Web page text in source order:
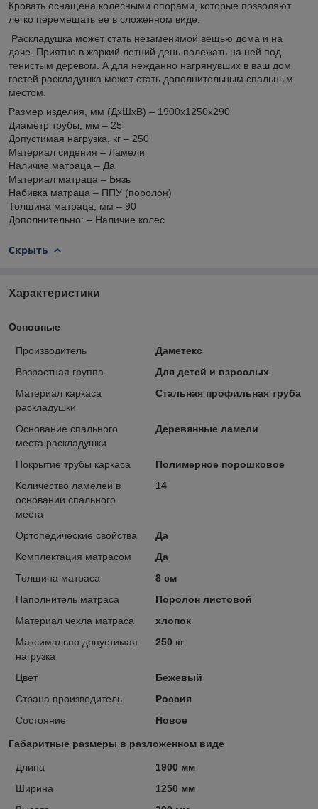
Кровать оснащена колесными опорами, которые позволяют
легко перемещать ее в сложенном виде.
Раскладушка может стать незаменимой вещью дома и на
даче. Приятно в жаркий летний день полежать на ней под
тенистым деревом. А для нежданно нагрянувших в ваш дом
гостей раскладушка может стать дополнительным спальным
местом.
Размер изделия, мм (ДхШхВ) – 1900x1250x290
Диаметр трубы, мм – 25
Допустимая нагрузка, кг – 250
Материал сидения – Ламели
Наличие матраца – Да
Материал матраца – Бязь
Набивка матраца – ППУ (поролон)
Толщина матраца, мм – 90
Дополнительно: – Наличие колес
Скрыть
Характеристики
Основные
Производитель
Даметекс
Возрастная группа
Для детей и взрослых
Материал каркаса
раскладушки
Стальная профильная труба
Основание спального
места раскладушки
Деревянные ламели
Покрытие трубы каркаса
Полимерное порошковое
Количество ламелей в
основании спального
места
14
Ортопедические свойства
Да
Комплектация матрасом
Да
Толщина матраса
8 см
Наполнитель матраса
Поролон листовой
Материал чехла матраса
хлопок
Максимально допустимая
нагрузка
250 кг
Цвет
Бежевый
Страна производитель
Россия
Состояние
Новое
Габаритные размеры в разложенном виде
Длина
1900 мм
Ширина
1250 мм